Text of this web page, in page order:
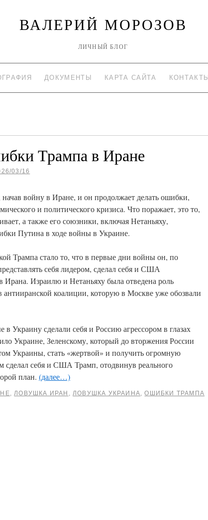
ВАЛЕРИЙ МОРОЗОВ
ЛИЧНЫЙ БЛОГ
ДОКУМЕНТЫ КАРТА САЙТА КОНТАКТЫ
Трампа в Иране
03/16
войну в Иране, и он продолжает делать ошибки,
и политического кризиса. Что поражает, это то,
а также его союзники, включая Нетаньяху,
Путина в ходе войны в Украине.
Трампа стало то, что в первые дни войны он, по
себя лидером, сделал себя и США
Израилю и Нетаньяху была отведена роль
антииранской коалиции, которую в Москве уже обозвали
Украину сделали себя и Россию агрессором в глазах
Украине, Зеленскому, который до вторжения России
Украины, стать «жертвой» и получить огромную
сделал себя и США Трамп, отодвинув реального
план. (далее…)
,ЛОВУШКА ИРАН ,ЛОВУШКА УКРАИНА,ОШИБКИ ТРАМПА